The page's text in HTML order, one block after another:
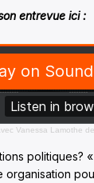
entrevue ici :
Vanessa Lamothe de
politiques?
organisation